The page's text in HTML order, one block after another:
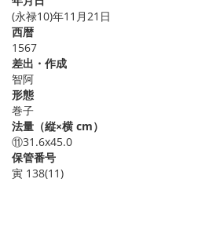
(永禄10)年11月21日
西暦
1567
差出・作成
智阿
形態
巻子
法量（縦×横 cm）
⑪31.6x45.0
保管番号
寅 138(11)